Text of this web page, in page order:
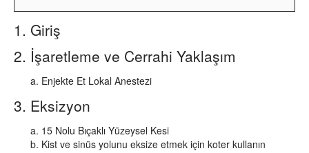
1. Giriş
2. İşaretleme ve Cerrahi Yaklaşım
Enjekte Et Lokal Anestezi
3. Eksizyon
15 Nolu Bıçaklı Yüzeysel Kesi
Kist ve sinüs yolunu eksize etmek için koter kullanın